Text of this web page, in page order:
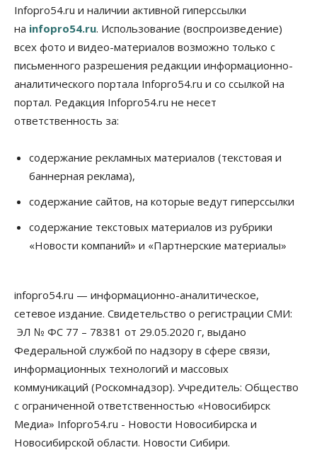
Бизнес
В Новосибирской области резко
сократился грузооборот в автоперевозках
07 Августа 2026, 19:00
Общество
В Новосибирске прошёл митинг
против нового закона о памятниках
07 Августа 2026, 18:00
Бизнес
В аэропорту Толмачёво завершены работы по
бетонированию рулежных дорожек
Бизнес Недвижимость Общество
Новосибирцы стали реже оформлять
дома по упрощенной схеме
Власть Общество Право&Порядок
Роспотребнадзор изъял почти полторы тонны
мяса в Новосибирской области
07 Августа 2026, 15:00
Финансы
Расходы новосибирцев на спорт выросли на 40%
за полгода
07 Августа 2026, 14:35
Сибирские аграрии увеличивают посевы горчицы
07 Августа 2026, 14:00
Infopro54.ru и наличии активной гиперссылки
на infopro54.ru. Использование (воспроизведение)
всех фото и видео-материалов возможно только с
письменного разрешения редакции информационно-
аналитического портала Infopro54.ru и со ссылкой на
портал. Редакция Infopro54.ru не несет
ответственность за:
содержание рекламных материалов (текстовая и
баннерная реклама),
содержание сайтов, на которые ведут гиперссылки
содержание текстовых материалов из рубрики
«Новости компаний» и «Партнерские материалы»
infopro54.ru — информационно-аналитическое,
сетевое издание. Свидетельство о регистрации СМИ:
ЭЛ № ФС 77 – 78381 от 29.05.2020 г, выдано
Федеральной службой по надзору в сфере связи,
информационных технологий и массовых
коммуникаций (Роскомнадзор). Учредитель: Общество
с ограниченной ответственностью «Новосибирск
Медиа» Infopro54.ru - Новости Новосибирска и
Новосибирской области. Новости Сибири.